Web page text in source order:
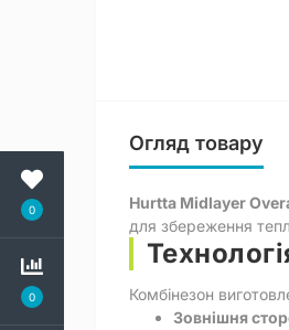
0
0
Огляд товару
Hurtta Midlayer
для збереження
Комбінезон
Зовнішня